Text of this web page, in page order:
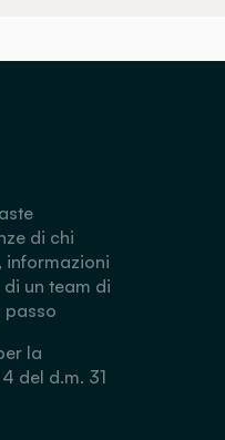
di chi
informazioni
un team di
passo
la
del d.m. 31